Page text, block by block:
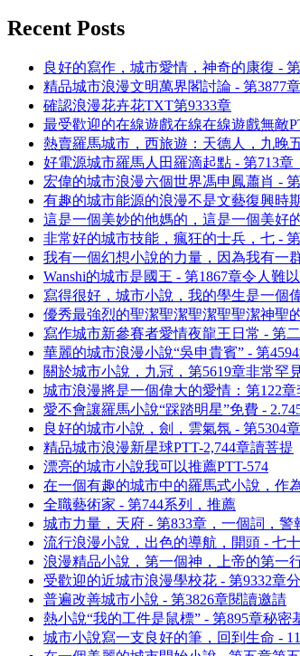
Recent Posts
良好的寫作，城市愛情，神奇的康復 -
精品城市浪漫文明萬界閣討論 - 第3877
確認浪漫花卉花TXT第9333章
最受歡迎的在線遊戲在線在線遊戲無敵
熱賣羅馬城市，西旅遊：天德人，九晚
好電源城市羅馬人田羅滴起點 - 第713章
宏偉的城市浪漫六個世界馮申鳳蕭肖 -
有趣的城市能源的浪漫不是文藝復興時
這是一個美妙的他媽的，這是一個美好
非常好的城市技能，瘋狂的士兵，七 -
我有一個幻想小說的力量，因為我有一
Wanshi的城市是國王 - 第1867章令人難
寫得很好，城市小說，我的學生是一個
優秀最強烈的聖潔聖潔聖潔聖聖潔神聖
寫作城市新參賽者愛情夜龍王日常 - 第
華麗的城市浪漫小說“吳申貴賓” - 第
關於城市小說，九冠，第5619章非常罕
城市浪漫將是一個偉大的愛情：第122
愛不會讓羅馬小說“踩踏明星”免費 -
良好的城市小說，劍，雲氣氛 - 第5304
精品城市浪漫新星球PTT-2,744章讀菩提
漂亮的城市小說我可以推薦PTT-574
在一個有趣的城市中的羅馬式小說，作
全職藝術家 - 第744系列，推薦
城市力量，天府 - 第833章，一個詞，警
流行浪漫小說，出色的導航，開頭 - 七
浪漫精品小說，第一個神，上帝的第一
受歡迎的近城市浪漫學校花 - 第9332章
普遍改善城市小說 - 第3826章閱讀邀請
熱小說“我的工件是鼠標” - 第895章秘密
城市小說寫一支良好的筆，回到生命 -